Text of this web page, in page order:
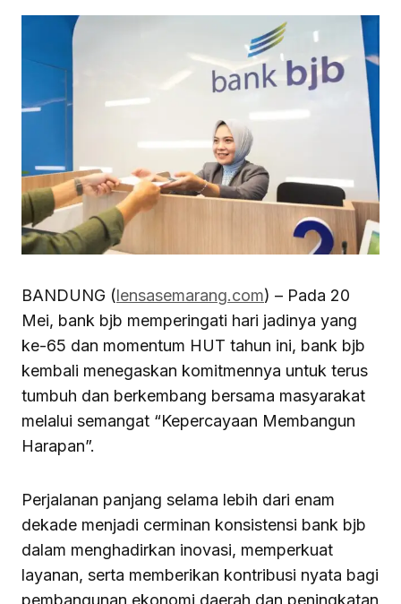
BANDUNG (lensasemarang.com) – Pada 20
Mei, bank bjb memperingati hari jadinya yang
ke-65 dan momentum HUT tahun ini, bank bjb
kembali menegaskan komitmennya untuk terus
tumbuh dan berkembang bersama masyarakat
melalui semangat “Kepercayaan Membangun
Harapan”.
Perjalanan panjang selama lebih dari enam
dekade menjadi cerminan konsistensi bank bjb
dalam menghadirkan inovasi, memperkuat
layanan, serta memberikan kontribusi nyata bagi
pembangunan ekonomi daerah dan peningkatan